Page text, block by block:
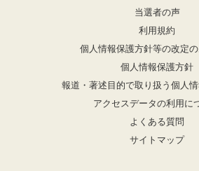
当選者の声
利用規約
個人情報保護方針等の改定
個人情報保護方針
報道・著述目的で取り扱う個人
アクセスデータの利用に
よくある質問
サイトマップ